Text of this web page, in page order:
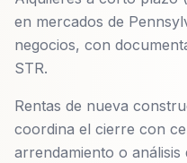
en mercados de
negocios, con
STR.
Rentas de nueva
coordina el cierre con
arrendamiento o